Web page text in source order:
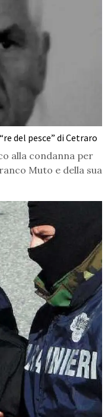
del pesce” di Cetraro
alla condanna per
Muto e della sua